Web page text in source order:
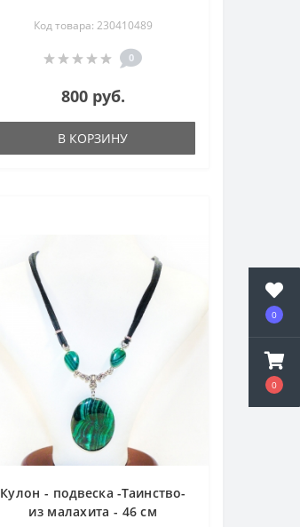
0
0
цепи - 54 см
Код товара: 230410489
0
800 руб.
В КОРЗИНУ
Кулон - подвеска -Таинство-
из малахита - 46 см